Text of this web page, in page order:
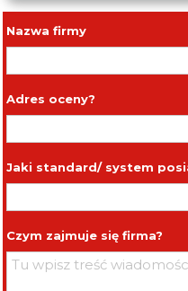
Nazwa firmy
Adres oceny?
Jaki standard/ system
Czym zajmuje się firma?